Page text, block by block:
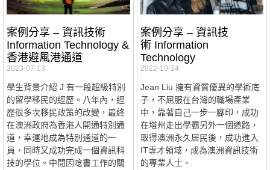
案例分享 – 資訊技術
Information Technology &
香港避風港通道
2023-07-13
學生背景介紹 J 有一段超級特別
的留學移民的經歷。八年內，經
歷很多次移民政策的改變，最終
在澳洲政府為香港人開通特別通
道，幸運地成為特別通道的一
員，同時又成功完成一個資訊科
技的學位。中間因唸書工作的關
案例分享 – 資訊技
術 Information
Technology
2022-10-24
Jean Liu 擁有資質優異的學術底
子，不屈服在台灣的職場產業
中，靠著自己一步一腳印，成功
在塔州走出學霸另外一個道路，
取得澳洲永久居民後，成功進入
IT專才領域，成為澳洲資訊技術
的專業人士。